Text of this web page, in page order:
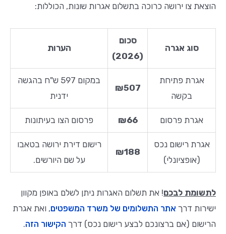
הוצאת צו ירושה כרוכה בתשלום אגרות שונות, הכוללות:
סוג אגרה
סכום
(2026)
הערות
אגרת פתיחת
בקשה
₪507
במקום 597 ש"ח בהגשה
ידנית
אגרת פרסום ₪66 פרסום הצו בעיתונות
אגרת רישום נכס
(אופציונלי)
₪188
רישום דירת ירושה בטאבו
על שם היורשים.
לתשומת לבכם! את תשלום האגרות ניתן לשלם באופן מקוון
ישירות דרך אתר התשלומים של משרד המשפטים, ואת אגרת
הרישום (אם ברצונכם לבצע רישום נכס) דרך הקישור הזה.